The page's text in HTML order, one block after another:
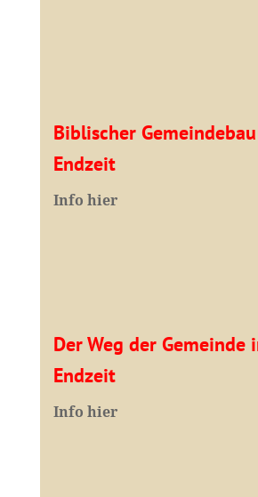
Biblischer
Endzeit
Info hier
Der Weg der Gemeinde
Endzeit
Info hier